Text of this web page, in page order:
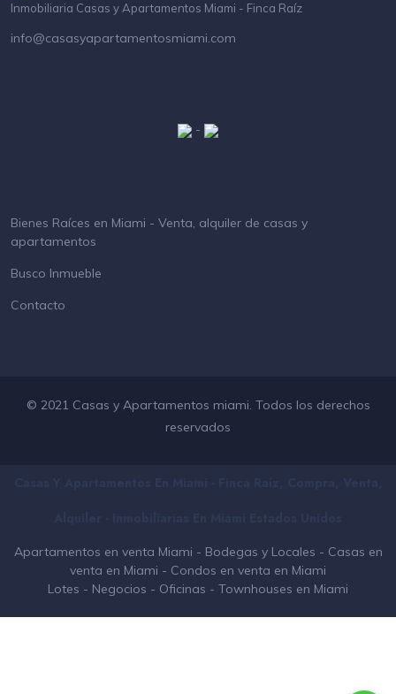
Inmobiliaria Casas y Apartamentos Miami - Finca Raíz
info@casasyapartamentosmiami.com
-
Bienes Raíces en Miami - Venta, alquiler de casas y
apartamentos
Busco Inmueble
Contacto
© 2021 Casas y Apartamentos miami. Todos los derechos
reservados
Apartamentos en venta Miami - Bodegas y Locales - Casas en
venta en Miami - Condos en venta en Miami
Lotes - Negocios - Oficinas - Townhouses en Miami